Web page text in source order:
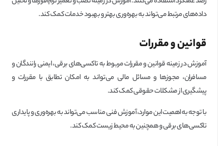
داده‌های مرتبط می‌تواند به بهره‌وری بهتر و بهبود خدمات کمک کند.
قوانین و مقررات
آموزش در زمینه قوانین و مقررات مربوط به تاکسی‌های برقی، ایمنی رانندگان و
مسافران، مجوزها و مسائل مالی می‌تواند به امکان تطابق با مقررات و
پیشگیری از مشکلات حقوقی کمک کند.
با توجه به اهمیت این موارد، آموزش فنی مناسب می‌تواند به بهره‌وری و پایداری
تاکسی‌های برقی و همچنین به محیط زیست کمک کند.